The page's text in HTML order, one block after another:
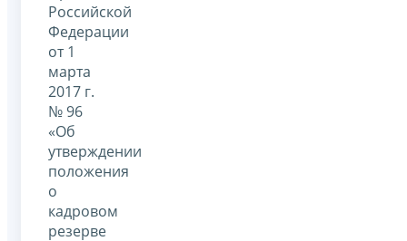
Российской
Федерации
от 1
марта
2017 г.
№ 96
«Об
утверждении
положения
о
кадровом
резерве